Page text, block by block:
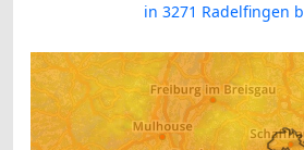
in 3271 Radelfingen